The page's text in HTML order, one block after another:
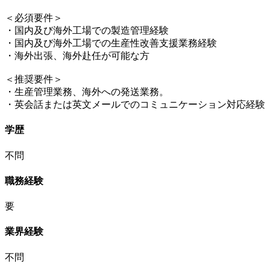
＜必須要件＞
・国内及び海外工場での製造管理経験
・国内及び海外工場での生産性改善支援業務経験
・海外出張、海外赴任が可能な方
＜推奨要件＞
・生産管理業務、海外への発送業務。
・英会話または英文メールでのコミュニケーション対応経験
学歴
不問
職務経験
要
業界経験
不問